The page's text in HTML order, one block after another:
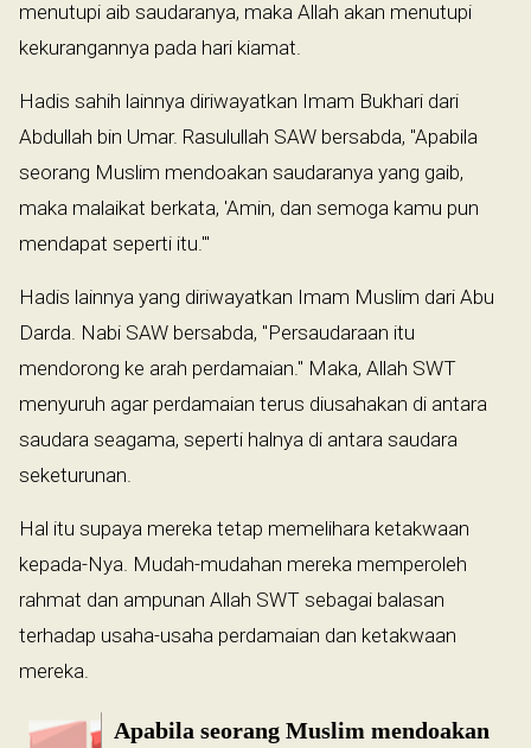
menutupi aib saudaranya, maka Allah akan menutupi
kekurangannya pada hari kiamat.
Hadis sahih lainnya diriwayatkan Imam Bukhari dari
Abdullah bin Umar. Rasulullah SAW bersabda, "Apabila
seorang Muslim mendoakan saudaranya yang gaib,
maka malaikat berkata, 'Amin, dan semoga kamu pun
mendapat seperti itu.'"
Hadis lainnya yang diriwayatkan Imam Muslim dari Abu
Darda. Nabi SAW bersabda, "Persaudaraan itu
mendorong ke arah perdamaian." Maka, Allah SWT
menyuruh agar perdamaian terus diusahakan di antara
saudara seagama, seperti halnya di antara saudara
seketurunan.
Hal itu supaya mereka tetap memelihara ketakwaan
kepada-Nya. Mudah-mudahan mereka memperoleh
rahmat dan ampunan Allah SWT sebagai balasan
terhadap usaha-usaha perdamaian dan ketakwaan
mereka.
Apabila seorang Muslim mendoakan